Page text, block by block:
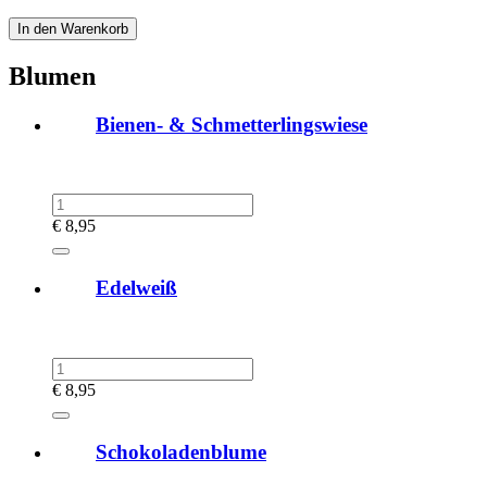
Blumen
Bienen- & Schmetterlingswiese
€ 8,95
Edelweiß
€ 8,95
Schokoladenblume